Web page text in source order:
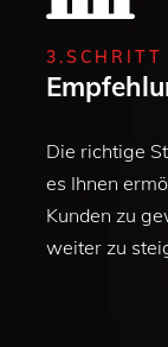
3.SCHRITT
Die richtige
es Ihnen
Kunden zu
weiter zu